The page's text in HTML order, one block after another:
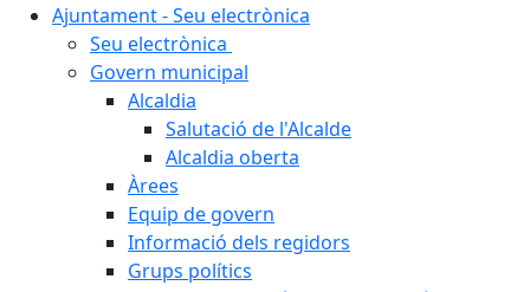
Ajuntament - Seu electrònica
Seu electrònica
Govern municipal
Alcaldia
Salutació de l'Alcalde
Alcaldia oberta
Àrees
Equip de govern
Informació dels regidors
Grups polítics